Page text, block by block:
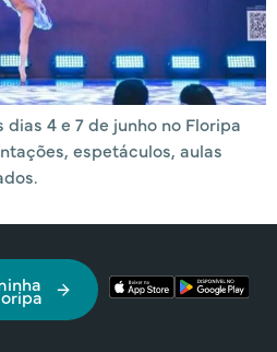
4 e 7 de junho no Floripa
espetáculos, aulas